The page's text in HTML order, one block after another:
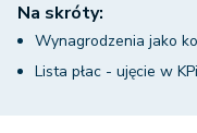
Na skróty:
Wynagrodzenia jako
Lista płac - ujęcie w